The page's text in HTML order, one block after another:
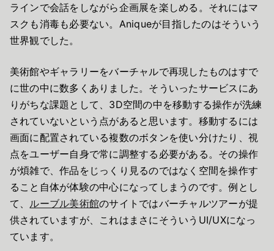
ラインで会話をしながら企画展を楽しめる。それにはマ
スクも消毒も必要ない。Aniqueが目指したのはそういう
世界観でした。
美術館やギャラリーをバーチャルで再現したものはすで
に世の中に数多くありました。そういったサービスにあ
りがちな課題として、3D空間の中を移動する操作が洗練
されていないという点があると思います。移動するには
画面に配置されている複数のボタンを使い分けたり、視
点をユーザー自身で常に調整する必要がある。その操作
が煩雑で、作品をじっくり見るのではなく空間を操作す
ること自体が体験の中心になってしまうのです。例とし
て、 ルーブル美術館のサイトではバーチャルツアーが提
供されていますが、これはまさにそういうUI/UXになっ
ています。